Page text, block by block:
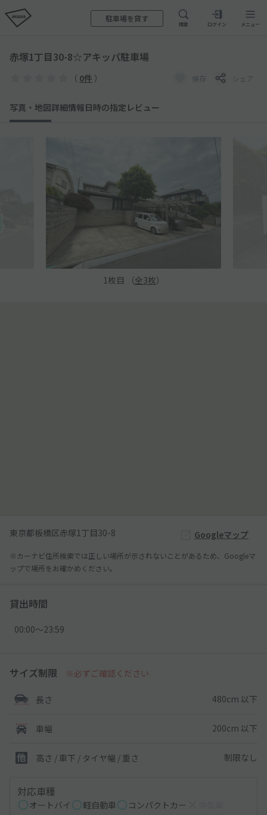
駐車場を貸す
検索 ログイン メニュー
赤塚1丁目30-8☆アキッパ駐車場
（ 0件 ） 保存 シェア
写真・地図詳細情報日時の指定 レビュー
1 枚目 （全3枚）
東京都板橋区赤塚1丁目30-8 Googleマップ
※カーナビ住所検索では正しい場所が示されないことがあるため、Googleマ
ップで場所をお確かめください。
貸出時間
00:00〜23:59
サイズ制限 ※必ずご確認ください
長さ 480cm 以下
車幅 200cm 以下
高さ / 車下 / タイヤ幅 / 重さ 制限なし
対応車種
オートバイ 軽自動車 コンパクトカー